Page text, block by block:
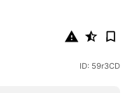
ID: 59r3CD